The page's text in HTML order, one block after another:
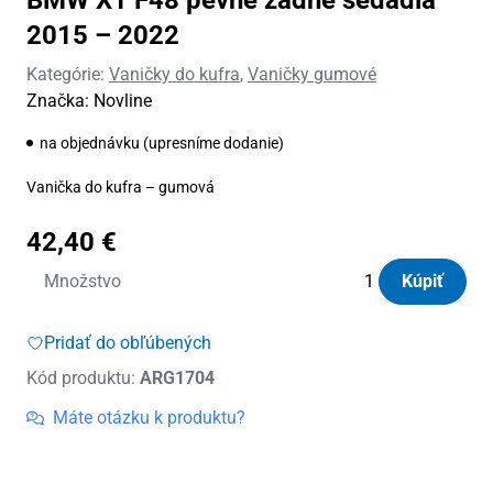
2015 – 2022
Kategórie: Vaničky do kufra, Vaničky gumové
Značka: Novline
na objednávku (upresníme dodanie)
Vanička do kufra – gumová
42,40 €
Množstvo
množstvo
do
gumová
Novline
Kúpiť
Pridať do obľúbených
Kód produktu: ARG1704
Máte otázku k produktu?